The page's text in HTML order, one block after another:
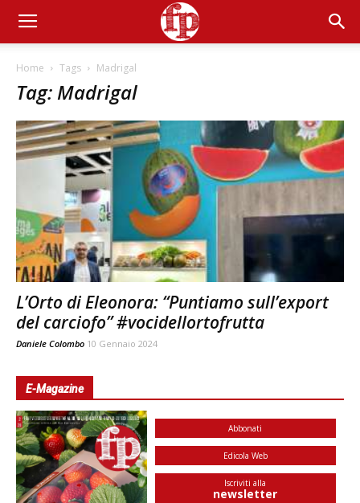
Home Tags Madrigal
Tag: Madrigal
L’Orto di Eleonora: “Puntiamo sull’export
del carciofo” #vocidellortofrutta
Daniele Colombo 10 Gennaio 2024
E-Magazine
Abbonati
Edicola Web
Iscriviti alla
newsletter